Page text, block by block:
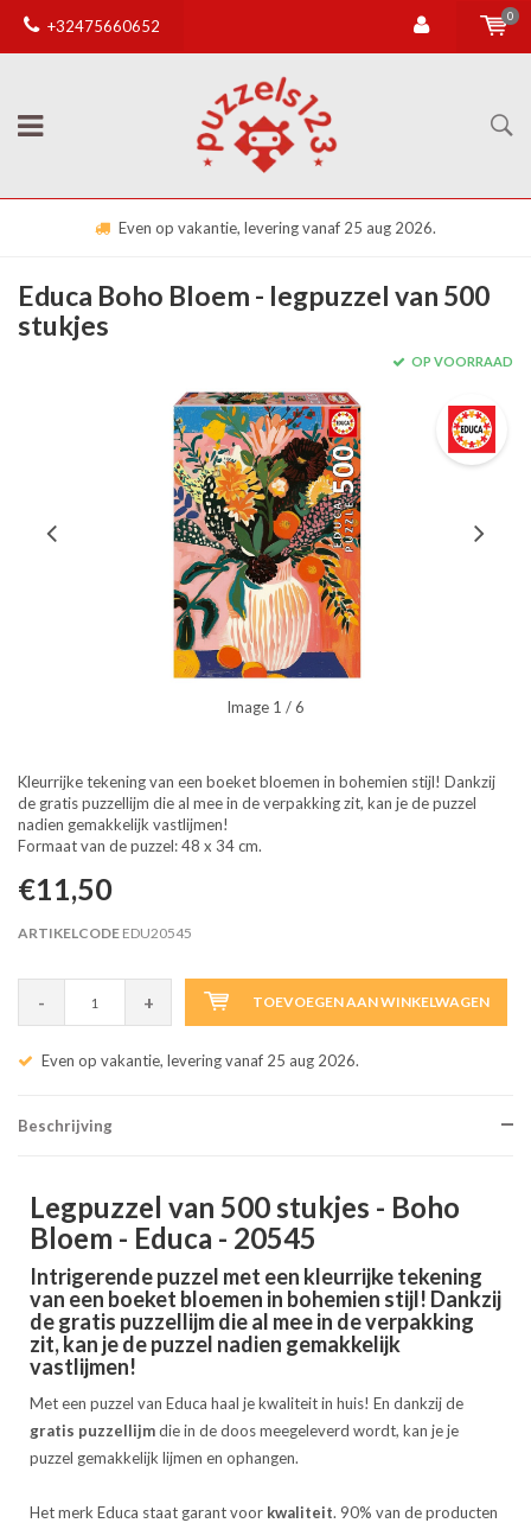
+32475660652
0
Even op vakantie, levering vanaf 25 aug 2026.
Educa Boho Bloem - legpuzzel van 500
stukjes
OP VOORRAAD
Image 1 / 6
Kleurrijke tekening van een boeket bloemen in bohemien stijl! Dankzij
de gratis puzzellijm die al mee in de verpakking zit, kan je de puzzel
nadien gemakkelijk vastlijmen!
Formaat van de puzzel: 48 x 34 cm.
€11,50
ARTIKELCODE EDU20545
- + TOEVOEGEN AAN WINKELWAGEN
Even op vakantie, levering vanaf 25 aug 2026.
Beschrijving
Legpuzzel van 500 stukjes - Boho
Bloem - Educa - 20545
Intrigerende puzzel met een kleurrijke tekening
van een boeket bloemen in bohemien stijl! Dankzij
de gratis puzzellijm die al mee in de verpakking
zit, kan je de puzzel nadien gemakkelijk
vastlijmen!
Met een puzzel van Educa haal je kwaliteit in huis! En dankzij de
gratis puzzellijmdie in de doos meegeleverd wordt, kan je je
puzzel gemakkelijk lijmen en ophangen.
Het merk Educa staat garant voor kwaliteit. 90% van de producten